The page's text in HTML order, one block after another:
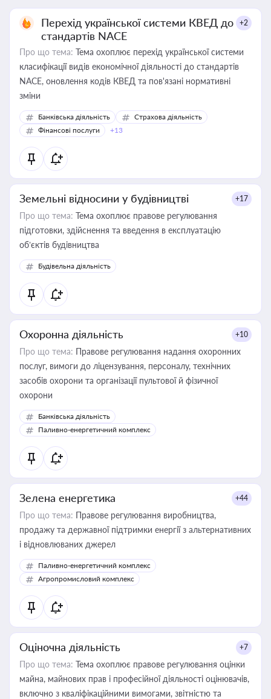
Перехід української системи КВЕД до
стандартів NACE
+2
Про що тема: Тема охоплює перехід української системи
класифікації видів економічної діяльності до стандартів
NACE, оновлення кодів КВЕД та пов'язані нормативні
зміни
Банківська діяльність
Страхова діяльність
Фінансові послуги
+13
Земельні відносини у будівництві +17
Про що тема: Тема охоплює правове регулювання
підготовки, здійснення та введення в експлуатацію
об’єктів будівництва
Будівельна діяльність
Охоронна діяльність +10
Про що тема: Правове регулювання надання охоронних
послуг, вимоги до ліцензування, персоналу, технічних
засобів охорони та організації пультової й фізичної
охорони
Банківська діяльність
Паливно-енергетичний комплекс
Зелена енергетика +44
Про що тема: Правове регулювання виробництва,
продажу та державної підтримки енергії з альтернативних
і відновлюваних джерел
Паливно-енергетичний комплекс
Агропромисловий комплекс
Оціночна діяльність +7
Про що тема: Тема охоплює правове регулювання оцінки
майна, майнових прав і професійної діяльності оцінювачів,
включно з кваліфікаційними вимогами, звітністю та